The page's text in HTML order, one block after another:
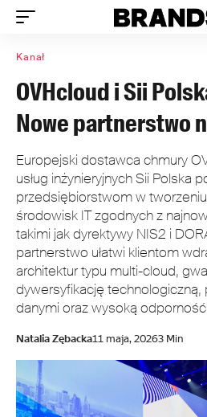
Kanał
OVHcloud i Sii
Nowe partnerstwo
Europejski dostawca chmury
usług inżynieryjnych Sii Polska
przedsiębiorstwom w
środowisk IT zgodnych z
takimi jak dyrektywy NIS2 i
partnerstwo ułatwi klientom
architektur typu multi-cloud,
dywersyfikację technologiczną,
danymi oraz wysoką
Natalia Zębacka11 maja, 20263 Min